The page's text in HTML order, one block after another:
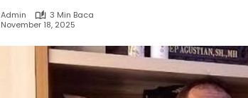
Admin
3 Min Baca
November 18, 2025